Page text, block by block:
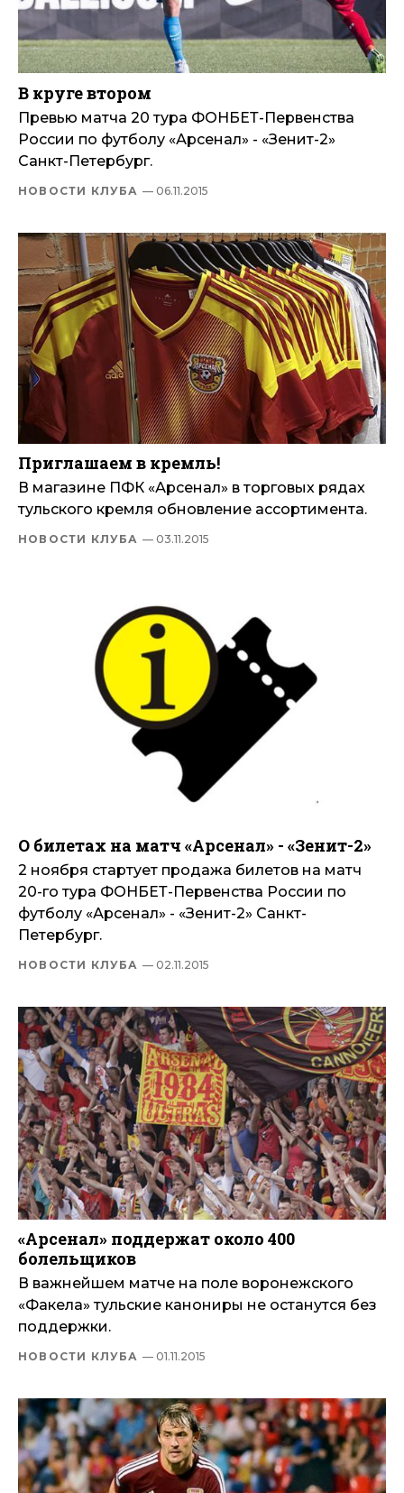
В круге втором
Превью матча 20 тура ФОНБЕТ-Первенства
России по футболу «Арсенал» - «Зенит-2»
Санкт-Петербург.
НОВОСТИ КЛУБА — 06.11.2015
Приглашаем в кремль!
В магазине ПФК «Арсенал» в торговых рядах
тульского кремля обновление ассортимента.
НОВОСТИ КЛУБА — 03.11.2015
О билетах на матч «Арсенал» - «Зенит-2»
2 ноября стартует продажа билетов на матч
20-го тура ФОНБЕТ-Первенства России по
футболу «Арсенал» - «Зенит-2» Санкт-
Петербург.
НОВОСТИ КЛУБА — 02.11.2015
«Арсенал» поддержат около 400
болельщиков
В важнейшем матче на поле воронежского
«Факела» тульские канониры не останутся без
поддержки.
НОВОСТИ КЛУБА — 01.11.2015